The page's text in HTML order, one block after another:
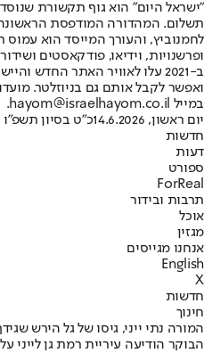
"ישראל היום" הוא גוף תקשורת שנוסד
ופרשנויות, וידיאו, פודקאסטים
ב-2021 עלו לאוויר האתר
ואפשר לקבל אותם גם בניוזלטר.
במייל hayom@israelhayom.co.il.
יום ראשון, 14.6.2026
כ"ט בסיון תשפ"ו
חדשות
דעות
ספורט
ForReal
תרבות ובידור
אוכל
מגזין
אנחנו מגייסים
English
X
חדשות
חינוך
המורה נתי ייני, גיסו של גל הירש